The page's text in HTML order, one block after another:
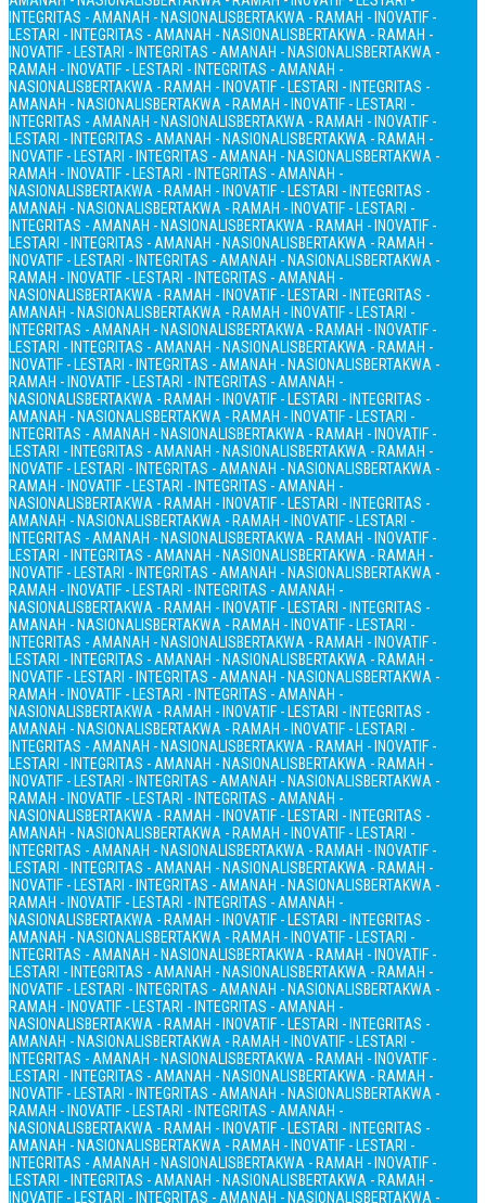
INTEGRITAS - AMANAH - NASIONALISBERTAKWA - RAMAH - INOVATIF -
LESTARI - INTEGRITAS - AMANAH - NASIONALISBERTAKWA - RAMAH -
INOVATIF - LESTARI - INTEGRITAS - AMANAH - NASIONALISBERTAKWA -
RAMAH - INOVATIF - LESTARI - INTEGRITAS - AMANAH -
NASIONALISBERTAKWA - RAMAH - INOVATIF - LESTARI - INTEGRITAS -
AMANAH - NASIONALISBERTAKWA - RAMAH - INOVATIF - LESTARI -
INTEGRITAS - AMANAH - NASIONALISBERTAKWA - RAMAH - INOVATIF -
LESTARI - INTEGRITAS - AMANAH - NASIONALISBERTAKWA - RAMAH -
INOVATIF - LESTARI - INTEGRITAS - AMANAH - NASIONALISBERTAKWA -
RAMAH - INOVATIF - LESTARI - INTEGRITAS - AMANAH -
NASIONALISBERTAKWA - RAMAH - INOVATIF - LESTARI - INTEGRITAS -
AMANAH - NASIONALISBERTAKWA - RAMAH - INOVATIF - LESTARI -
INTEGRITAS - AMANAH - NASIONALISBERTAKWA - RAMAH - INOVATIF -
LESTARI - INTEGRITAS - AMANAH - NASIONALISBERTAKWA - RAMAH -
INOVATIF - LESTARI - INTEGRITAS - AMANAH - NASIONALISBERTAKWA -
RAMAH - INOVATIF - LESTARI - INTEGRITAS - AMANAH -
NASIONALISBERTAKWA - RAMAH - INOVATIF - LESTARI - INTEGRITAS -
AMANAH - NASIONALISBERTAKWA - RAMAH - INOVATIF - LESTARI -
INTEGRITAS - AMANAH - NASIONALISBERTAKWA - RAMAH - INOVATIF -
LESTARI - INTEGRITAS - AMANAH - NASIONALISBERTAKWA - RAMAH -
INOVATIF - LESTARI - INTEGRITAS - AMANAH - NASIONALISBERTAKWA -
RAMAH - INOVATIF - LESTARI - INTEGRITAS - AMANAH -
NASIONALISBERTAKWA - RAMAH - INOVATIF - LESTARI - INTEGRITAS -
AMANAH - NASIONALISBERTAKWA - RAMAH - INOVATIF - LESTARI -
INTEGRITAS - AMANAH - NASIONALISBERTAKWA - RAMAH - INOVATIF -
LESTARI - INTEGRITAS - AMANAH - NASIONALISBERTAKWA - RAMAH -
INOVATIF - LESTARI - INTEGRITAS - AMANAH - NASIONALISBERTAKWA -
RAMAH - INOVATIF - LESTARI - INTEGRITAS - AMANAH -
NASIONALISBERTAKWA - RAMAH - INOVATIF - LESTARI - INTEGRITAS -
AMANAH - NASIONALISBERTAKWA - RAMAH - INOVATIF - LESTARI -
INTEGRITAS - AMANAH - NASIONALISBERTAKWA - RAMAH - INOVATIF -
LESTARI - INTEGRITAS - AMANAH - NASIONALISBERTAKWA - RAMAH -
INOVATIF - LESTARI - INTEGRITAS - AMANAH - NASIONALISBERTAKWA -
RAMAH - INOVATIF - LESTARI - INTEGRITAS - AMANAH -
NASIONALISBERTAKWA - RAMAH - INOVATIF - LESTARI - INTEGRITAS -
AMANAH - NASIONALISBERTAKWA - RAMAH - INOVATIF - LESTARI -
INTEGRITAS - AMANAH - NASIONALISBERTAKWA - RAMAH - INOVATIF -
LESTARI - INTEGRITAS - AMANAH - NASIONALISBERTAKWA - RAMAH -
INOVATIF - LESTARI - INTEGRITAS - AMANAH - NASIONALISBERTAKWA -
RAMAH - INOVATIF - LESTARI - INTEGRITAS - AMANAH -
NASIONALISBERTAKWA - RAMAH - INOVATIF - LESTARI - INTEGRITAS -
AMANAH - NASIONALISBERTAKWA - RAMAH - INOVATIF - LESTARI -
INTEGRITAS - AMANAH - NASIONALISBERTAKWA - RAMAH - INOVATIF -
LESTARI - INTEGRITAS - AMANAH - NASIONALISBERTAKWA - RAMAH -
INOVATIF - LESTARI - INTEGRITAS - AMANAH - NASIONALISBERTAKWA -
RAMAH - INOVATIF - LESTARI - INTEGRITAS - AMANAH -
NASIONALISBERTAKWA - RAMAH - INOVATIF - LESTARI - INTEGRITAS -
AMANAH - NASIONALISBERTAKWA - RAMAH - INOVATIF - LESTARI -
INTEGRITAS - AMANAH - NASIONALISBERTAKWA - RAMAH - INOVATIF -
LESTARI - INTEGRITAS - AMANAH - NASIONALISBERTAKWA - RAMAH -
INOVATIF - LESTARI - INTEGRITAS - AMANAH - NASIONALISBERTAKWA -
RAMAH - INOVATIF - LESTARI - INTEGRITAS - AMANAH -
NASIONALISBERTAKWA - RAMAH - INOVATIF - LESTARI - INTEGRITAS -
AMANAH - NASIONALISBERTAKWA - RAMAH - INOVATIF - LESTARI -
INTEGRITAS - AMANAH - NASIONALISBERTAKWA - RAMAH - INOVATIF -
LESTARI - INTEGRITAS - AMANAH - NASIONALISBERTAKWA - RAMAH -
INOVATIF - LESTARI - INTEGRITAS - AMANAH - NASIONALISBERTAKWA -
RAMAH - INOVATIF - LESTARI - INTEGRITAS - AMANAH -
NASIONALISBERTAKWA - RAMAH - INOVATIF - LESTARI - INTEGRITAS -
AMANAH - NASIONALISBERTAKWA - RAMAH - INOVATIF - LESTARI -
INTEGRITAS - AMANAH - NASIONALISBERTAKWA - RAMAH - INOVATIF -
LESTARI - INTEGRITAS - AMANAH - NASIONALISBERTAKWA - RAMAH -
INOVATIF - LESTARI - INTEGRITAS - AMANAH - NASIONALISBERTAKWA -
RAMAH - INOVATIF - LESTARI - INTEGRITAS - AMANAH -
NASIONALISBERTAKWA - RAMAH - INOVATIF - LESTARI - INTEGRITAS -
AMANAH - NASIONALISBERTAKWA - RAMAH - INOVATIF - LESTARI -
INTEGRITAS - AMANAH - NASIONALISBERTAKWA - RAMAH - INOVATIF -
LESTARI - INTEGRITAS - AMANAH - NASIONALISBERTAKWA - RAMAH -
INOVATIF - LESTARI - INTEGRITAS - AMANAH - NASIONALISBERTAKWA -